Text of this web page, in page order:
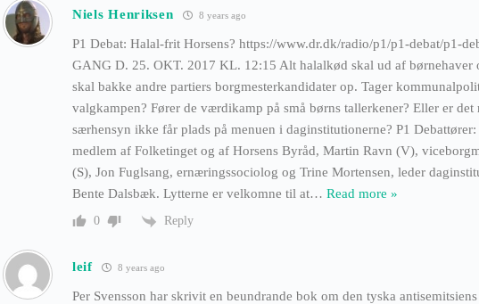
Niels Henriksen 8 years ago
P1 Debat: Halal-frit Horsens? https://www.dr.dk/radio/p1/p1-debat/p1-
GANG D. 25. OKT. 2017 KL. 12:15 Alt halalkød skal ud af børnehaver
skal bakke andre partiers borgmesterkandidater op. Tager
valgkampen? Fører de værdikamp på små børns tallerkener? Eller er
særhensyn ikke får plads på menuen i daginstitutionerne? P1
medlem af Folketinget og af Horsens Byråd, Martin Ravn (V),
(S), Jon Fuglsang, ernæringssociolog og Trine Mortensen, leder
Bente Dalsbæk. Lytterne er velkomne til at… Read more »
0 Reply
leif 8 years ago
Per Svensson har skrivit en beundrande bok om den tyska